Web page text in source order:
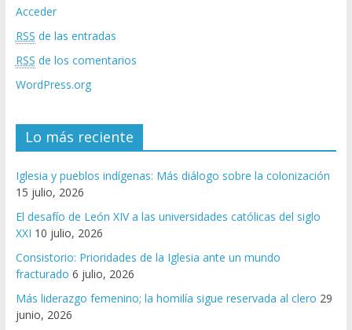
Acceder
RSS de las entradas
RSS de los comentarios
WordPress.org
Lo más reciente
Iglesia y pueblos indígenas: Más diálogo sobre la colonización
15 julio, 2026
El desafío de León XIV a las universidades católicas del siglo
XXI 10 julio, 2026
Consistorio: Prioridades de la Iglesia ante un mundo
fracturado 6 julio, 2026
Más liderazgo femenino; la homilía sigue reservada al clero 29
junio, 2026